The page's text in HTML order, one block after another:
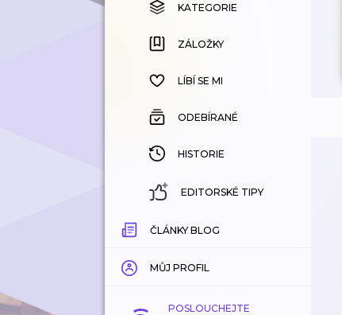
KATEGORIE
ZÁLOŽKY
HISTORIE
KATEGORIE
ZÁLOŽKY
LÍBÍ SE MI
ODEBÍRANÉ
HISTORIE
EDITORSKÉ TIPY
ČLÁNKY BLOG
MŮJ PROFIL
POSLOUCHEJTE